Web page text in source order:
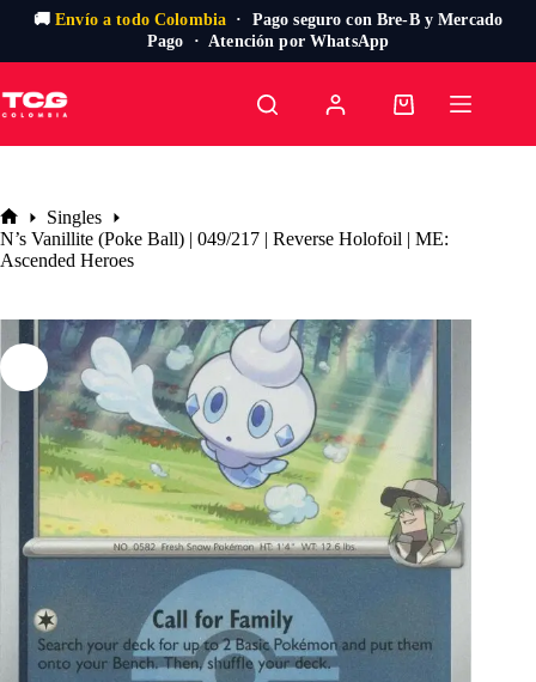
🚚Envío a todo Colombia · Pago seguro con Bre-B y Mercado
Pago · Atención por WhatsApp
al
contenido
Carro
Inicio
Singles
N’s Vanillite (Poke Ball) | 049/217 | Reverse Holofoil | ME:
Ascended Heroes